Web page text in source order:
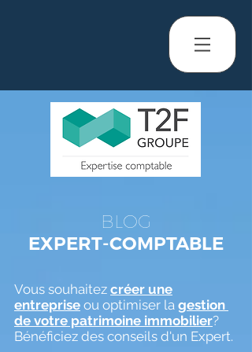
BLOG
EXPERT-COMPTABLE
Vous souhaitez créer une
entreprise ou optimiser la gestion
de votre patrimoine immobilier?
Bénéficiez des conseils d'un Expert.